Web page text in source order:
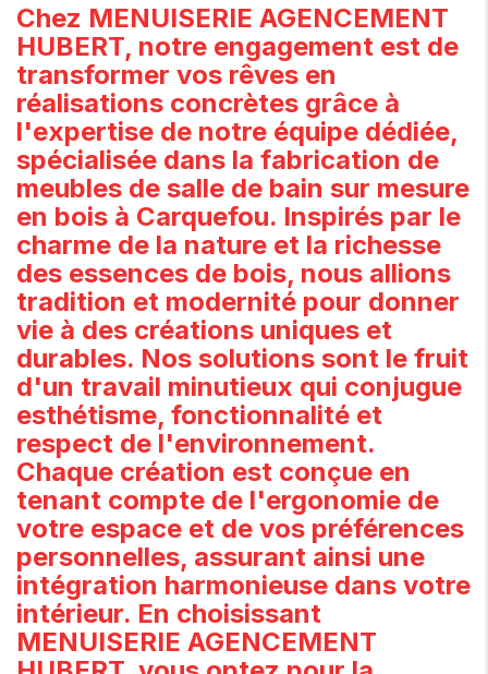
Chez MENUISERIE AGENCEMENT
HUBERT, notre engagement est de
transformer vos rêves en
réalisations concrètes grâce à
l'expertise de notre équipe dédiée,
spécialisée dans la fabrication de
meubles de salle de bain sur mesure
en bois à Carquefou. Inspirés par le
charme de la nature et la richesse
des essences de bois, nous allions
tradition et modernité pour donner
vie à des créations uniques et
durables. Nos solutions sont le fruit
d'un travail minutieux qui conjugue
esthétisme, fonctionnalité et
respect de l'environnement.
Chaque création est conçue en
tenant compte de l'ergonomie de
votre espace et de vos préférences
personnelles, assurant ainsi une
intégration harmonieuse dans votre
intérieur. En choisissant
MENUISERIE AGENCEMENT